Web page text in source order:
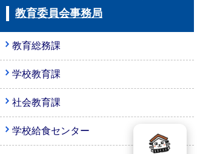
教育委員会事務局
教育総務課
学校教育課
社会教育課
学校給食センター